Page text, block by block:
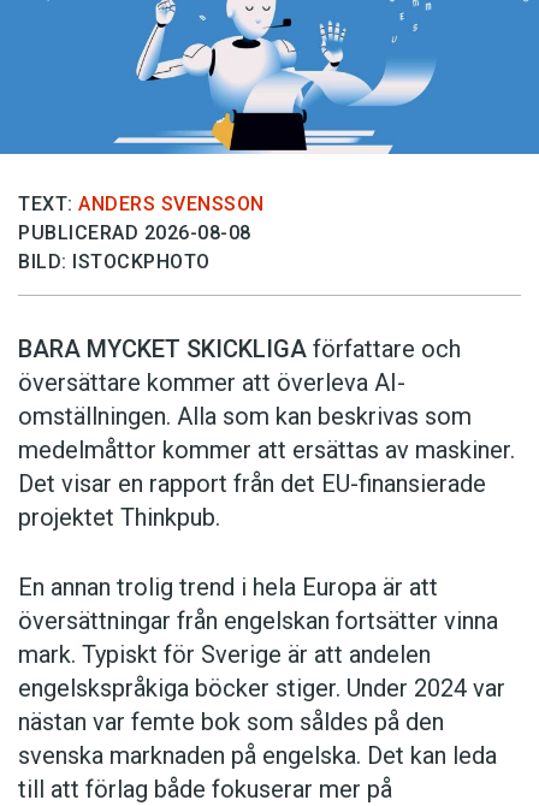
TEXT: ANDERS SVENSSON
PUBLICERAD 2026-08-08
BILD: ISTOCKPHOTO
BARA MYCKET SKICKLIGA författare och
översättare ­kommer att överleva AI-
omställningen. Alla som kan beskrivas som
medelmåttor kommer att ersättas av maskiner.
Det visar en rapport från det EU-finansierade
projektet Thinkpub.
En annan trolig trend i hela Europa är att
översättningar från engelskan fortsätter vinna
mark. Typiskt för Sverige är att andelen
engelskspråkiga böcker stiger. Under 2024 var
nästan var femte bok som såldes på den
svenska marknaden på engelska. Det kan leda
till att förlag både fokuserar mer på